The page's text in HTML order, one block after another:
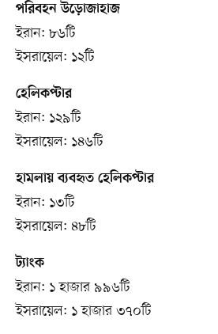
পরিবহন উড়োজাহাজ
ইরান: ৮৬টি
ইসরায়েল: ১২টি
হেলিকপ্টার
ইরান: ১২৯টি
ইসরায়েল: ১৪৬টি
হামলায় ব্যবহৃত হেলিকপ্টার
ইরান: ১৩টি
ইসরায়েল: ৪৮টি
ট্যাংক
ইরান: ১ হাজার ৯৯৬টি
ইসরায়েল: ১ হাজার ৩৭০টি